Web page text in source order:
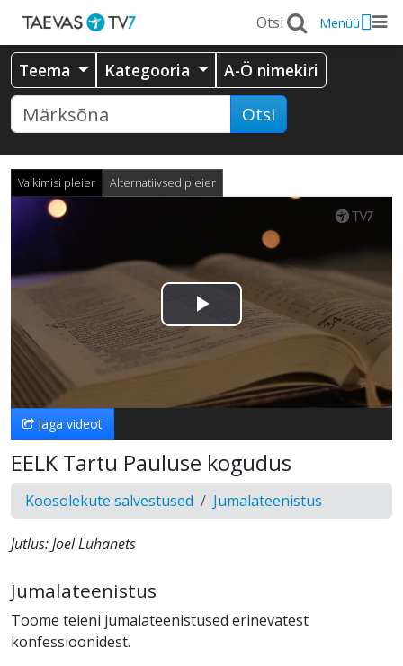
Menüü
Teema Kategooria A-Ö nimekiri
Otsi
Vaikimisi pleier Alternatiivsed pleier
Esita
Jaga videot
EELK Tartu Pauluse kogudus
Koosolekute salvestused Jumalateenistus
Jutlus: Joel Luhanets
Jumalateenistus
Toome teieni jumalateenistused erinevatest
konfessioonidest.